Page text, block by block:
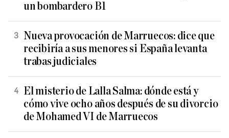
un bombardero B1
Nueva provocación de Marruecos: dice que
recibiría a sus menores si España levanta
trabas judiciales
El misterio de Lalla Salma: dónde está y
cómo vive ocho años después de su divorcio
de Mohamed VI de Marruecos